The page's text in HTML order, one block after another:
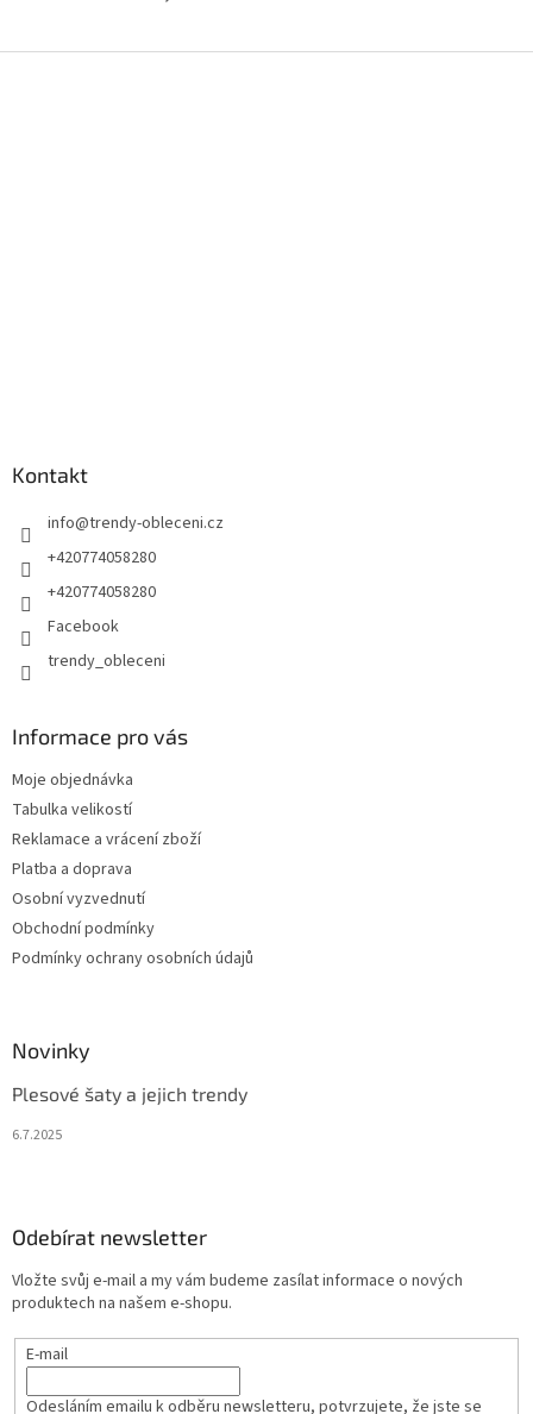
Kontakt
info@trendy-obleceni.cz
+420774058280
+420774058280
Facebook
trendy_obleceni
Informace pro vás
Moje objednávka
Tabulka velikostí
Reklamace a vrácení zboží
Platba a doprava
Osobní vyzvednutí
Obchodní podmínky
Podmínky ochrany osobních údajů
Novinky
Plesové šaty a jejich trendy
6.7.2025
Odebírat newsletter
Vložte svůj e-mail a my vám budeme zasílat informace o nových
produktech na našem e-shopu.
E-mail
Odesláním emailu k odběru newsletteru, potvrzujete, že jste se